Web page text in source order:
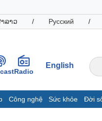
ລາວ / Русский /
Radio
English
Công nghệ Sức khỏe Đời